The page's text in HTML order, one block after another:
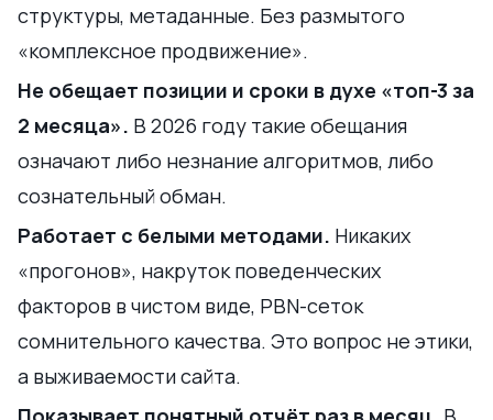
структуры, метаданные. Без размытого
«комплексное продвижение».
Не обещает позиции и сроки в духе «топ-3 за
2 месяца». В 2026 году такие обещания
означают либо незнание алгоритмов, либо
сознательный обман.
Работает с белыми методами. Никаких
«прогонов», накруток поведенческих
факторов в чистом виде, PBN-сеток
сомнительного качества. Это вопрос не этики,
а выживаемости сайта.